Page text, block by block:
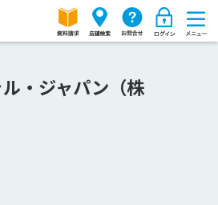
・ジャパン（株